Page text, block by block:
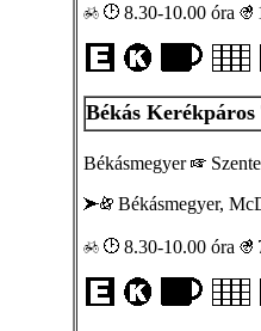
8.30-10.00 óra
Békás
Békásmegyer
Békásmegyer,
8.30-10.00 óra